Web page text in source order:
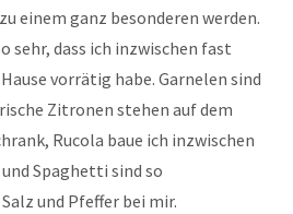
einem ganz besonderen werden.
sehr, dass ich inzwischen fast
vorrätig habe. Garnelen sind
Zitronen stehen auf dem
Rucola baue ich inzwischen
Spaghetti sind so
und Pfeffer bei mir.